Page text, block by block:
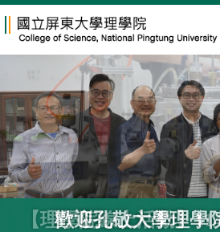
到
內
容
區
歡迎孔敬大學理學
【理學院線上活動】